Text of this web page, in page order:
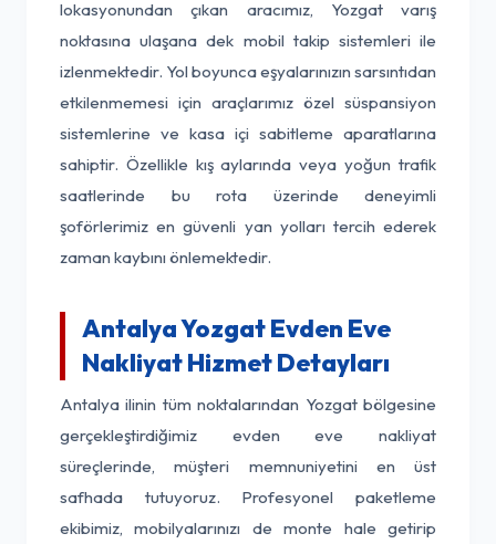
lokasyonundan çıkan aracımız, Yozgat varış
noktasına ulaşana dek mobil takip sistemleri ile
izlenmektedir. Yol boyunca eşyalarınızın sarsıntıdan
etkilenmemesi için araçlarımız özel süspansiyon
sistemlerine ve kasa içi sabitleme aparatlarına
sahiptir. Özellikle kış aylarında veya yoğun trafik
saatlerinde bu rota üzerinde deneyimli
şoförlerimiz en güvenli yan yolları tercih ederek
zaman kaybını önlemektedir.
Antalya Yozgat Evden Eve
Nakliyat Hizmet Detayları
Antalya ilinin tüm noktalarından Yozgat bölgesine
gerçekleştirdiğimiz evden eve nakliyat
süreçlerinde, müşteri memnuniyetini en üst
safhada tutuyoruz. Profesyonel paketleme
ekibimiz, mobilyalarınızı de monte hale getirip